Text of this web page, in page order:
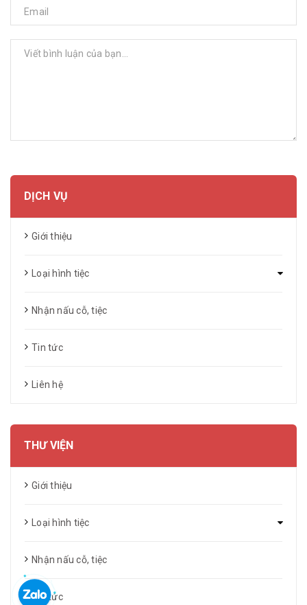
DỊCH VỤ
Giới thiệu
Loại hình tiệc
Nhận nấu cỗ, tiệc
Tin tức
Liên hệ
THƯ VIỆN
Giới thiệu
Loại hình tiệc
Nhận nấu cỗ, tiệc
Tin tức